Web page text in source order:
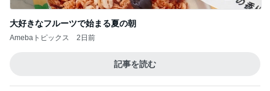
大好きなフルーツで始まる夏の朝
Amebaトピックス 2日前
記事を読む